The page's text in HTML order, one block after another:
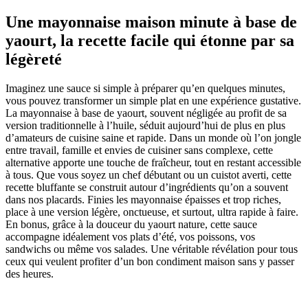
Une mayonnaise maison minute à base de
yaourt, la recette facile qui étonne par sa
légèreté
Imaginez une sauce si simple à préparer qu’en quelques minutes,
vous pouvez transformer un simple plat en une expérience gustative.
La mayonnaise à base de yaourt, souvent négligée au profit de sa
version traditionnelle à l’huile, séduit aujourd’hui de plus en plus
d’amateurs de cuisine saine et rapide. Dans un monde où l’on jongle
entre travail, famille et envies de cuisiner sans complexe, cette
alternative apporte une touche de fraîcheur, tout en restant accessible
à tous. Que vous soyez un chef débutant ou un cuistot averti, cette
recette bluffante se construit autour d’ingrédients qu’on a souvent
dans nos placards. Finies les mayonnaise épaisses et trop riches,
place à une version légère, onctueuse, et surtout, ultra rapide à faire.
En bonus, grâce à la douceur du yaourt nature, cette sauce
accompagne idéalement vos plats d’été, vos poissons, vos
sandwichs ou même vos salades. Une véritable révélation pour tous
ceux qui veulent profiter d’un bon condiment maison sans y passer
des heures.